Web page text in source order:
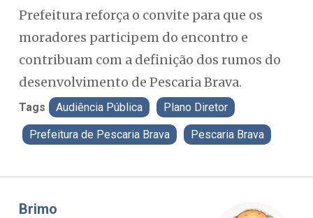
Prefeitura reforça o convite para que os
moradores participem do encontro e
contribuam com a definição dos rumos do
desenvolvimento de Pescaria Brava.
Tags Audiência Pública Plano Diretor
Prefeitura de Pescaria Brava Pescaria Brava
Misael Elias